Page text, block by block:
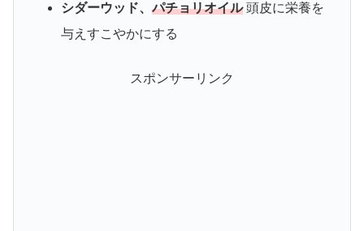
シダーウッド、パチョリオイル頭皮に栄養を
与えすこやかにする
スポンサーリンク